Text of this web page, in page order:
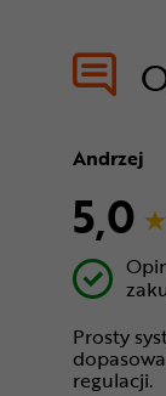
Andrzej
5,0
Prosty
regulacji.